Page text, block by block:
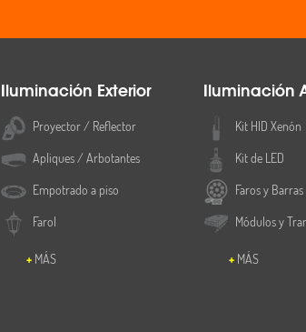
Iluminación Exterior
Proyector / Reflector
Apliques / Arbotantes
Empotrado a piso
Farol
MÁS
Iluminación
Kit HID Xenón
Kit de LED
Faros y Barras
Módulos y
MÁS